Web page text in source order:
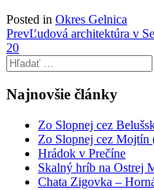
Posted in Okres Gelnica
Post
navigation
PrevĽudová architektúra v
20
Hľadať:
Najnovšie články
Zo Slopnej cez
Zo Slopnej cez Mojtín
Hrádok v Prečíne
Skalný hríb na Ostrej
Chata Zigovka –